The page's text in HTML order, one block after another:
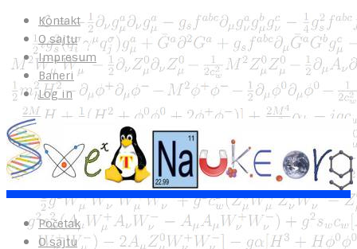
Kontakt
O sajtu
Impresum
Baneri
Log in
Početak
O sajtu